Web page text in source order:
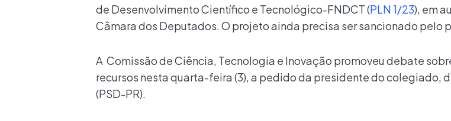
de Desenvolvimento Científico e Tecnológico-FNDCT (PLN 1/23), em
Câmara dos Deputados. O projeto ainda precisa ser sancionado pelo
A Comissão de Ciência, Tecnologia e Inovação promoveu debate
recursos nesta quarta-feira (3), a pedido da presidente do colegiado,
(PSD-PR).